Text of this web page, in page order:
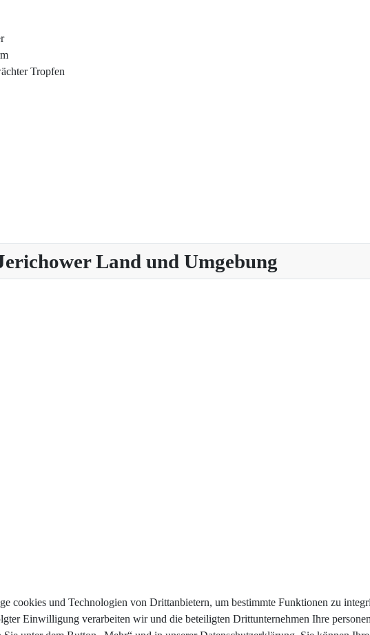
Land und Umgebung
Tropfen
cookies und Technologien von Drittanbietern, um bestimmte Funktionen zu
Einwilligung verarbeiten wir und die beteiligten Drittunternehmen Ihre